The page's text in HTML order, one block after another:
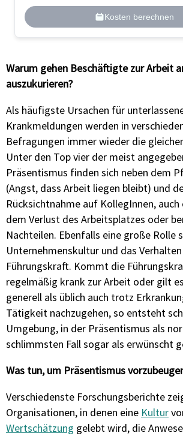
Kosten berechnen
Warum gehen Beschäftigte zur Arbeit
auszukurieren?
Als häufigste Ursachen für
Krankmeldungen werden in
Befragungen immer wieder die
Unter den Top vier der meist
Präsentismus finden sich neben dem
(Angst, dass Arbeit liegen bleibt) und
Rücksichtnahme auf KollegInnen,
dem Verlust des Arbeitsplatzes oder
Nachteilen. Ebenfalls eine große Rolle
Unternehmenskultur und das
Führungskraft. Kommt die
regelmäßig krank zur Arbeit oder gilt
generell als üblich auch trotz
Tätigkeit nachzugehen, so entsteht
Umgebung, in der Präsentismus als
schlimmsten Fall sogar als erwünscht
Was tun, um Präsentismus
Verschiedenste Forschungsberichte
Organisationen, in denen eine Kultur
Wertschätzung gelebt wird, die